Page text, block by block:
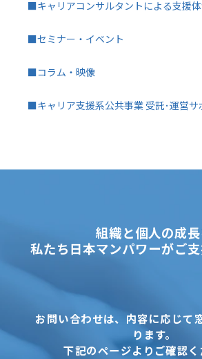
■キャリアコンサルタントによる支援
■セミナー・イベント
■コラム・映像
■キャリア支援系公共事業 受託･運営サ
組織と個人の成
私たち日本マンパワーがご
お問い合わせは、内容に応じて
ります。
下記のページよりご確認く